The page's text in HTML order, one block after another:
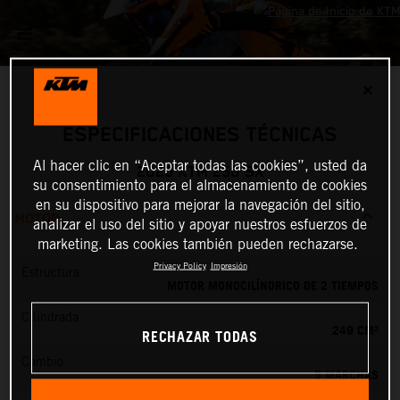
2026 KTM 250 SX
MOTOR
5 MARCHAS
Al hacer clic en “Aceptar todas las cookies”, usted da
su consentimiento para el almacenamiento de cookies
en su dispositivo para mejorar la navegación del sitio,
analizar el uso del sitio y apoyar nuestros esfuerzos de
marketing. Las cookies también pueden rechazarse.
Privacy Policy Impresión
RECHAZAR TODAS